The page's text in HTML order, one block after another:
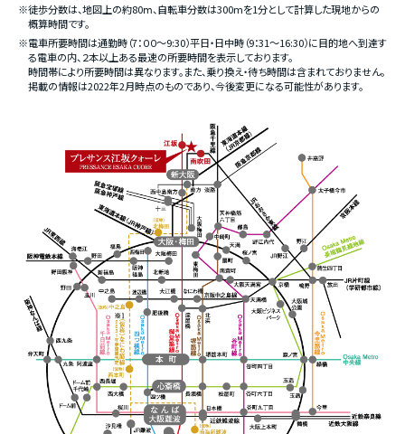
※徒歩分数は、地図上の約80ⅿ、自転車分数は300mを1分として計算した現地からの
概算時間です。
※電車所要時間は通勤時（7：００〜9:30）平日・日中時（9：31〜16:30）に目的地へ到達す
る電車の内、２本以上ある最速の所要時間を表示しております。
時間帯により所要時間は異なります。また、乗り換え・待ち時間は含まれておりません。
掲載の情報は2022年2月時点のものであり、今後変更になる可能性があります。